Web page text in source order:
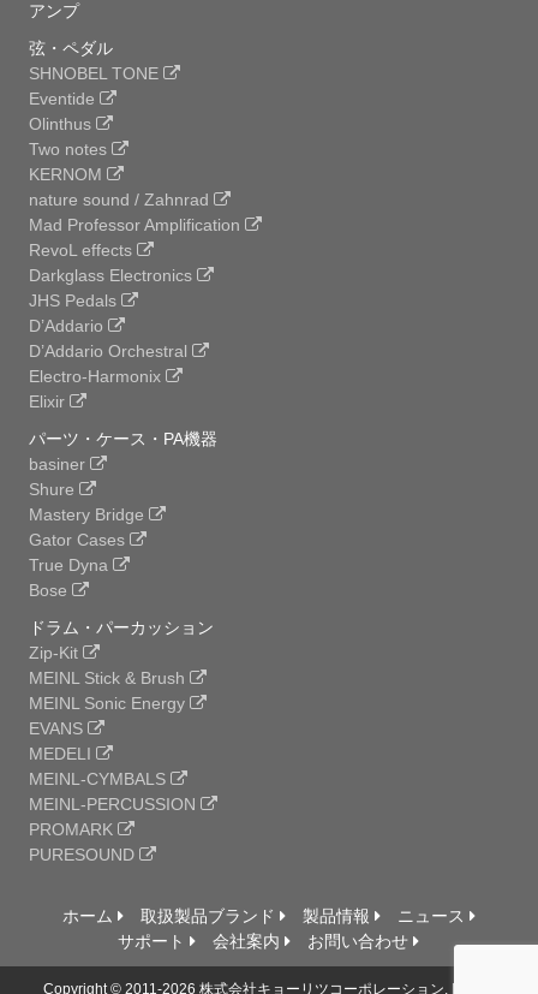
アンプ
弦・ペダル
SHNOBEL TONE
Eventide
Olinthus
Two notes
KERNOM
nature sound / Zahnrad
Mad Professor Amplification
RevoL effects
Darkglass Electronics
JHS Pedals
D’Addario
D’Addario Orchestral
Electro-Harmonix
Elixir
パーツ・ケース・PA機器
basiner
Shure
Mastery Bridge
Gator Cases
True Dyna
Bose
ドラム・パーカッション
Zip-Kit
MEINL Stick & Brush
MEINL Sonic Energy
EVANS
MEDELI
MEINL-CYMBALS
MEINL-PERCUSSION
PROMARK
PURESOUND
ホーム 取扱製品ブランド 製品情報
ニュース
サポート
会社案内 お問い合わせ
Copyright © 2011-2026 株式会社キョーリツコーポレーション, Ltd. All